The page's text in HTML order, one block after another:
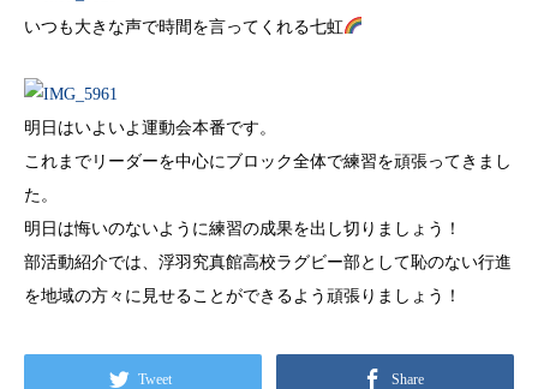
いつも大きな声で時間を言ってくれる七虹
明日はいよいよ運動会本番です。
これまでリーダーを中心にブロック全体で練習を頑張ってきまし
た。
明日は悔いのないように練習の成果を出し切りましょう！
部活動紹介では、浮羽究真館高校ラグビー部として恥のない行進
を地域の方々に見せることができるよう頑張りましょう！
Tweet Share